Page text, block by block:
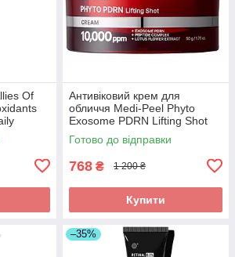
Of
Антивіковий крем для
обличчя Medi-Peel Phyto
Exosome PDRN Lifting Shot
Cream
Готово до відправки
768 ₴ 1 200 ₴
Купити
–35%